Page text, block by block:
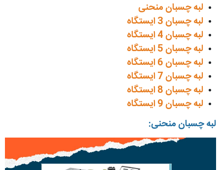
لبه چسبان منحنی
لبه چسبان 3 ایستگاه
لبه چسبان 4 ایستگاه
لبه چسبان 5 ایستگاه
لبه چسبان 6 ایستگاه
لبه چسبان 7 ایستگاه
لبه چسبان 8 ایستگاه
لبه چسبان 9 ایستگاه
لبه چسبان منحنی: